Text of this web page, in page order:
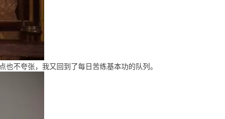
不夸张，我又回到了每日苦练基本功的队列。